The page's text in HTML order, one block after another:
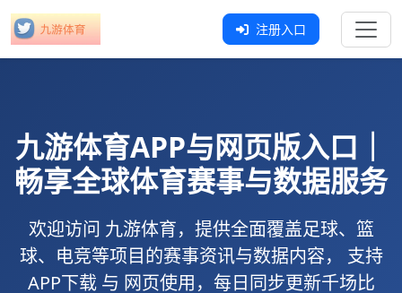
注册入口
九游体育APP与网页版入口｜
畅享全球体育赛事与数据服务
欢迎访问 九游体育，提供全面覆盖足球、篮
球、电竞等项目的赛事资讯与数据内容， 支持
APP下载与 网页使用，每日同步更新千场比